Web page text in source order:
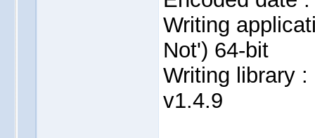
Writing
Not') 64-bit
Writing library
v1.4.9